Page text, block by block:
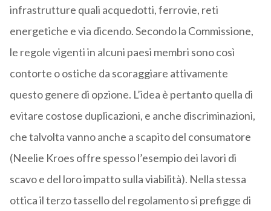
infrastrutture quali acquedotti, ferrovie, reti
energetiche e via dicendo. Secondo la Commissione,
le regole vigenti in alcuni paesi membri sono così
contorte o ostiche da scoraggiare attivamente
questo genere di opzione. L’idea è pertanto quella di
evitare costose duplicazioni, e anche discriminazioni,
che talvolta vanno anche a scapito del consumatore
(Neelie Kroes offre spesso l’esempio dei lavori di
scavo e del loro impatto sulla viabilità). Nella stessa
ottica il terzo tassello del regolamento si prefigge di